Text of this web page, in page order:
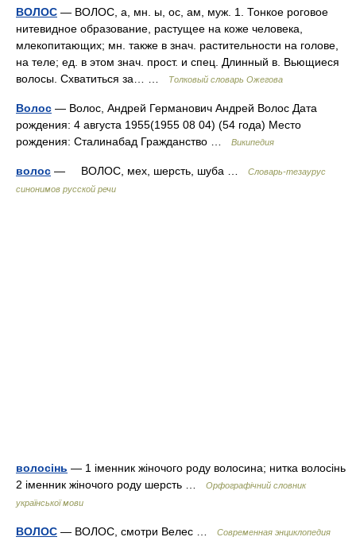
ВОЛОС — ВОЛОС, а, мн. ы, ос, ам, муж. 1. Тонкое роговое
нитевидное образование, растущее на коже человека,
млекопитающих; мн. также в знач. растительности на голове,
на теле; ед. в этом знач. прост. и спец. Длинный в. Вьющиеся
волосы. Схватиться за… …
Толковый словарь Ожегова
Волос — Волос, Андрей Германович Андрей Волос Дата
рождения: 4 августа 1955(1955 08 04) (54 года) Место
рождения: Сталинабад Гражданство …
Википедия
волос — ВОЛОС, мех, шерсть, шуба …
Словарь-тезаурус
синонимов русской речи
волосінь — 1 іменник жіночого роду волосина; нитка волосінь
2 іменник жіночого роду шерсть …
Орфографічний словник
української мови
ВОЛОС — ВОЛОС, смотри Велес … Современная энциклопедия